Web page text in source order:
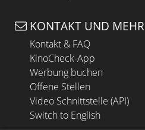
KONTAKT UND MEHR
Kontakt & FAQ
KinoCheck-App
Werbung buchen
Offene Stellen
Video Schnittstelle (API)
Switch to English